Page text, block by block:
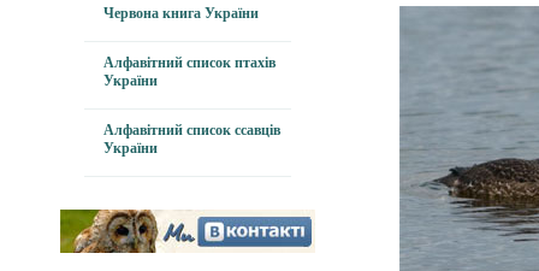
Червона книга України
Алфавітний список птахів
України
Алфавітний список ссавців
України